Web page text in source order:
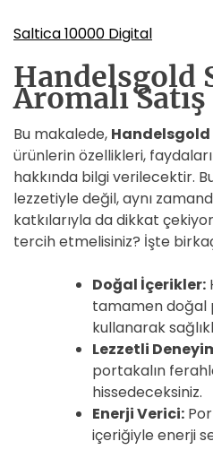
Saltica 10000 Digital
Handelsgold
Aromalı Satış
Bu makalede, Handelsgold
ürünlerin özellikleri,
hakkında bilgi verilecektir.
lezzetiyle değil, aynı
katkılarıyla da dikkat
tercih etmelisiniz? İşte
Doğal İçerikler:
tamamen doğal
kullanarak
Lezzetli
portakalın
hissedeceksiniz.
Enerji Verici:
içeriğiyle enerji